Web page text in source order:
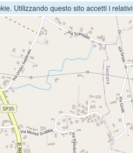
Utilizzando questo sito accetti i relativi